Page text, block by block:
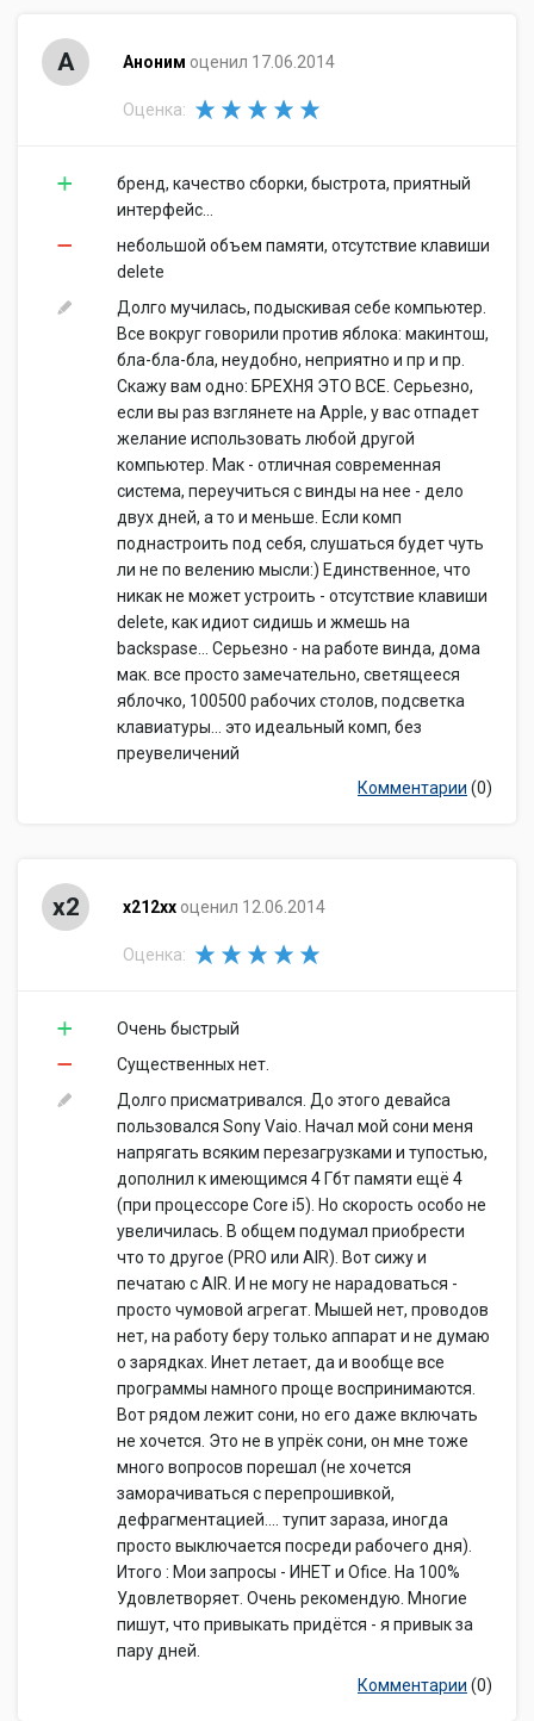
А Аноним оценил 17.06.2014
Оценка:
бренд, качество сборки, быстрота, приятный
интерфейс...
небольшой объем памяти, отсутствие клавиши
delete
Долго мучилась, подыскивая себе компьютер.
Все вокруг говорили против яблока: макинтош,
бла-бла-бла, неудобно, неприятно и пр и пр.
Скажу вам одно: БРЕХНЯ ЭТО ВСЕ. Серьезно,
если вы раз взглянете на Apple, у вас отпадет
желание использовать любой другой
компьютер. Мак - отличная современная
система, переучиться с винды на нее - дело
двух дней, а то и меньше. Если комп
поднастроить под себя, слушаться будет чуть
ли не по велению мысли:) Единственное, что
никак не может устроить - отсутствие клавиши
delete, как идиот сидишь и жмешь на
backspase... Серьезно - на работе винда, дома
мак. все просто замечательно, светящееся
яблочко, 100500 рабочих столов, подсветка
клавиатуры... это идеальный комп, без
преувеличений
Комментарии (0)
x2 x212xx оценил 12.06.2014
Оценка:
Очень быстрый
Существенных нет.
Долго присматривался. До этого девайса
пользовался Sony Vaio. Начал мой сони меня
напрягать всяким перезагрузками и тупостью,
дополнил к имеющимся 4 Гбт памяти ещё 4
(при процессоре Core i5). Но скорость особо не
увеличилась. В общем подумал приобрести
что то другое (PRO или AIR). Вот сижу и
печатаю с AIR. И не могу не нарадоваться -
просто чумовой агрегат. Мышей нет, проводов
нет, на работу беру только аппарат и не думаю
о зарядках. Инет летает, да и вообще все
программы намного проще воспринимаются.
Вот рядом лежит сони, но его даже включать
не хочется. Это не в упрёк сони, он мне тоже
много вопросов порешал (не хочется
заморачиваться с перепрошивкой,
дефрагментацией.... тупит зараза, иногда
просто выключается посреди рабочего дня).
Итого : Мои запросы - ИНЕТ и Ofice. На 100%
Удовлетворяет. Очень рекомендую. Многие
пишут, что привыкать придётся - я привык за
пару дней.
Комментарии (0)